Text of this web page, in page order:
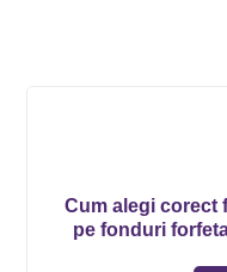
Cum alegi corect
pe fonduri